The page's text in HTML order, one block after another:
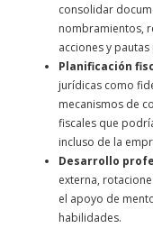
consolidar
nombramientos,
acciones y
Planificación
jurídicas como
mecanismos de
fiscales que
incluso de la
Desarrollo
externa,
el apoyo de
habilidades.